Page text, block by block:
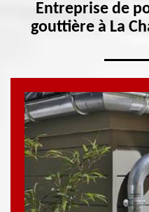
Entreprise de
gouttière à La